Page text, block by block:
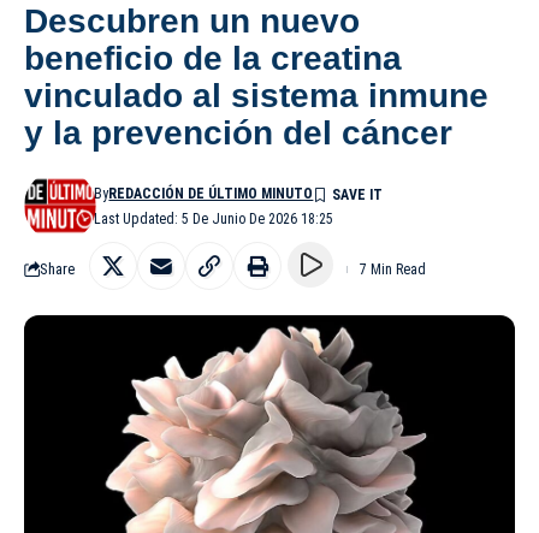
Descubren un nuevo
beneficio de la creatina
vinculado al sistema inmune
y la prevención del cáncer
Last Updated: 5 De Junio De 2026 18:25
ByREDACCIÓN DE ÚLTIMO MINUTO
Share 7 Min Read